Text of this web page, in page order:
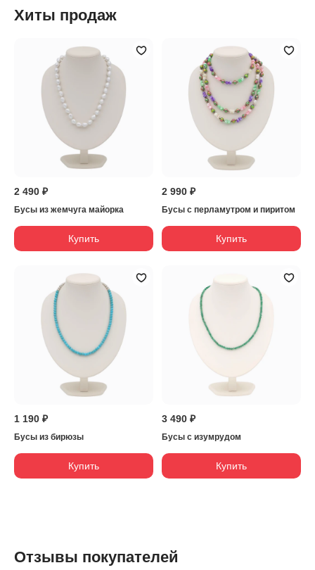
Хиты продаж
2 490 ₽
Бусы из жемчуга майорка
Купить
2 990 ₽
Бусы с перламутром и пиритом
Купить
1 190 ₽
Бусы из бирюзы
Купить
3 490 ₽
Бусы с изумрудом
Купить
Отзывы покупателей